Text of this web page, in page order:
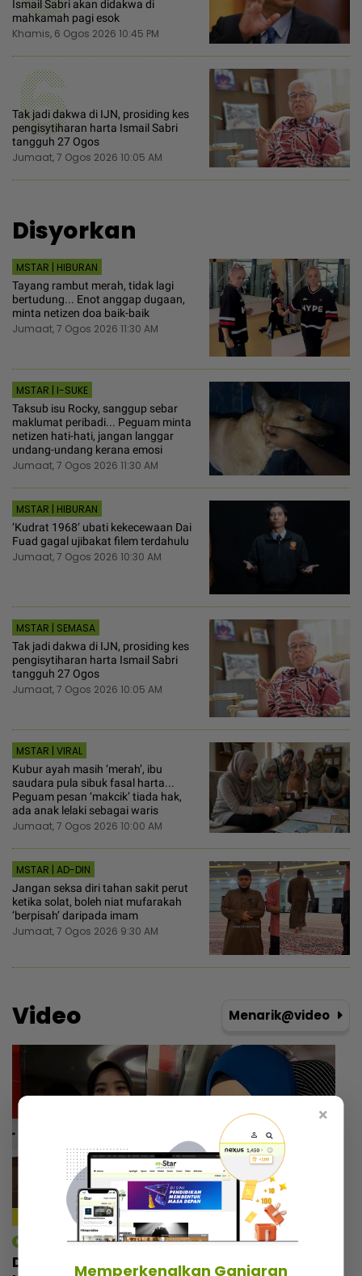
Ismail Sabri akan didakwa di
mahkamah pagi esok
Khamis, 6 Ogos 2026 10:45 PM
6
Tak jadi dakwa di IJN, prosiding kes
pengisytiharan harta Ismail Sabri
tangguh 27 Ogos
Jumaat, 7 Ogos 2026 10:05 AM
Disyorkan
MSTAR | HIBURAN
Tayang rambut merah, tidak lagi
bertudung... Enot anggap dugaan,
minta netizen doa baik-baik
Jumaat, 7 Ogos 2026 11:30 AM
MSTAR | I-SUKE
Taksub isu Rocky, sanggup sebar
maklumat peribadi... Peguam minta
netizen hati-hati, jangan langgar
undang-undang kerana emosi
Jumaat, 7 Ogos 2026 11:30 AM
MSTAR | HIBURAN
‘Kudrat 1968‘ ubati kekecewaan Dai
Fuad gagal ujibakat filem terdahulu
Jumaat, 7 Ogos 2026 10:30 AM
MSTAR | SEMASA
Tak jadi dakwa di IJN, prosiding kes
pengisytiharan harta Ismail Sabri
tangguh 27 Ogos
Jumaat, 7 Ogos 2026 10:05 AM
MSTAR | VIRAL
Kubur ayah masih ‘merah’, ibu
saudara pula sibuk fasal harta...
Peguam pesan ‘makcik’ tiada hak,
ada anak lelaki sebagai waris
Jumaat, 7 Ogos 2026 10:00 AM
MSTAR | AD-DIN
Jangan seksa diri tahan sakit perut
ketika solat, boleh niat mufarakah
‘berpisah’ daripada imam
Jumaat, 7 Ogos 2026 9:30 AM
Video Menarik@video
mStar | Berita
Dikecam kerana status ibu tunggal, Ayu
×
Memperkenalkan Ganjaran